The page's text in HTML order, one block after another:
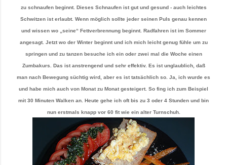
zu schnaufen beginnt. Dieses Schnaufen ist gut und gesund - auch leichtes
Schwitzen ist erlaubt. Wenn möglich sollte jeder seinen Puls genau kennen
und wissen wo „seine“ Fettverbrennung beginnt. Radfahren ist im Sommer
angesagt. Jetzt wo der Winter beginnt und ich mich leicht genug fühle um zu
springen und zu tanzen besuche ich ein oder zwei mal die Woche einen
Zumbakurs. Das ist anstrengend und sehr effektiv. Es ist unglaublich, daß
man nach Bewegung süchtig wird, aber es ist tatsächlich so. Ja, ich wurde es
und habe mich auch von Monat zu Monat gesteigert. So fing ich zum Beispiel
mit 30 Minuten Walken an. Heute gehe ich oft bis zu 3 oder 4 Stunden und bin
nun erstmals knapp vor 60 fit wie ein alter Turnschuh.